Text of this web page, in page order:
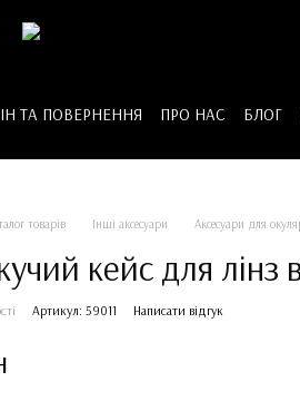
ТА ПОВЕРНЕННЯ ПРО НАС БЛОГ
товарів Інші аксесуари Аксесуари для
кейс для лінз
Артикул: 59011 Написати відгук